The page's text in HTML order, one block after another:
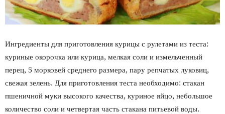
Ингредиенты для приготовления курицы с рулетами из теста:
куриные окорочка или курица, мелкая соли и измельченный
перец, 5 морковей среднего размера, пару репчатых луковиц,
свежая зелень. Для приготовления теста необходимо: стакан
пшеничной муки высокого качества, куриное яйцо, небольшое
количество соли и четвертая часть стакана питьевой воды.